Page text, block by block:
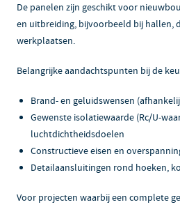
De panelen zijn geschikt voor
en uitbreiding, bijvoorbeeld bij hallen,
werkplaatsen.
Belangrijke aandachtspunten bij de
Brand- en geluidswensen
Gewenste isolatiewaarde (Rc/U-
luchtdichtheidsdoelen
Constructieve eisen en
Detailaansluitingen rond hoeken,
Voor projecten waarbij een complete